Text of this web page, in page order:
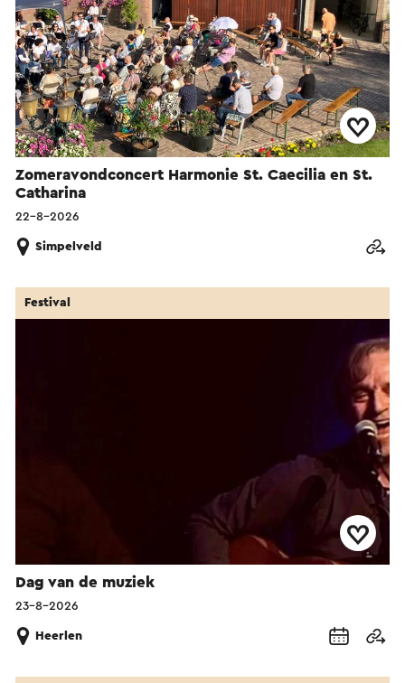
Zomeravondconcert Harmonie St. Caecilia en St.
Catharina
22-8-2026
Simpelveld
Dag van de muziek
Festival
23-8-2026
Heerlen